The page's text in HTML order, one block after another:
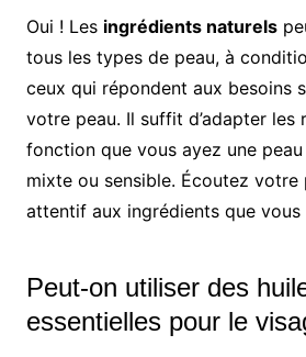
Oui ! Les ingrédients naturels
tous les types de peau, à
ceux qui répondent aux besoins
votre peau. Il suffit d’adapter les
fonction que vous ayez une peau
mixte ou sensible. Écoutez votre
attentif aux ingrédients que vous
Peut-on utiliser des
essentielles pour le